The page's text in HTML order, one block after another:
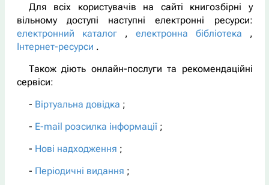
Для всіх користувачів на сайті книгозбірні у
вільному доступі наступні електронні ресурси:
електронний каталог , електронна бібліотека ,
Інтернет-ресурси .
Також діють онлайн-послуги та рекомендаційні
сервіси:
- Віртуальна довідка ;
- E-mail розсилка інформації ;
- Нові надходження ;
- Періодичні видання ;